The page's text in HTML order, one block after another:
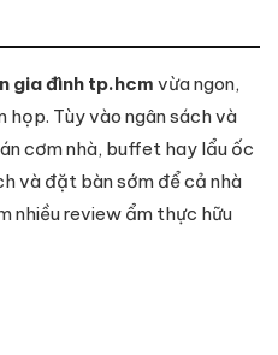
gia đình tp.hcm vừa ngon,
họp. Tùy vào ngân sách và
cơm nhà, buffet hay lẩu ốc
và đặt bàn sớm để cả nhà
nhiều review ẩm thực hữu